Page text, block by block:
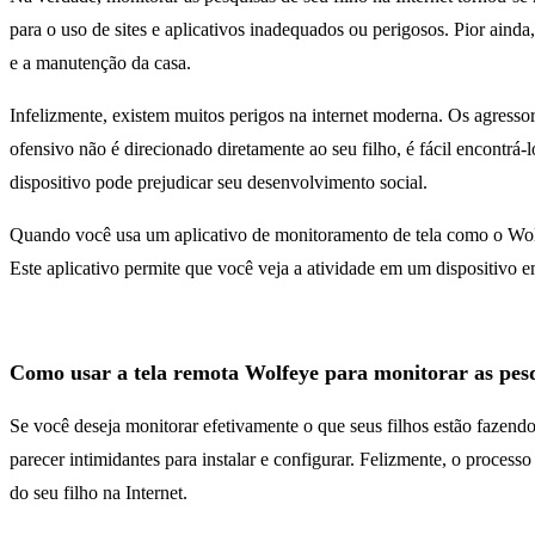
para o uso de sites e aplicativos inadequados ou perigosos. Pior
e a manutenção da casa.
Infelizmente, existem muitos perigos na internet moderna. Os
ofensivo não é direcionado diretamente ao seu filho, é fácil
dispositivo pode prejudicar seu desenvolvimento social.
Quando você usa um aplicativo de monitoramento de tela como o
Este aplicativo permite que você veja a atividade em um dispositivo
Como usar a tela remota Wolfeye para monitorar as
Se você deseja monitorar efetivamente o que seus filhos estão
parecer intimidantes para instalar e configurar. Felizmente, o
do seu filho na Internet.